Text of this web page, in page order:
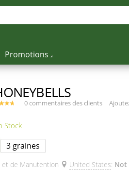
Promotions
0 commentaires des clients
3 graines
et de Manutention United States: Not